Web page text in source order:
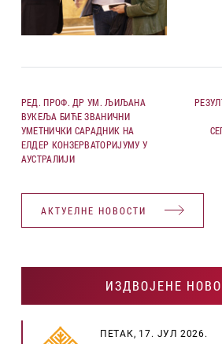
РЕД. ПРОФ. ДР УМ. ЉИЉАНА
ВУКЕЉА БИЋЕ ЗВАНИЧНИ
УМЕТНИЧКИ САРАДНИК НА
ЕЛДЕР КОНЗЕРВАТОРИЈУМУ У
АУСТРАЛИЈИ
АКТУЕЛНЕ НОВОСТИ
ИЗДВОЈЕНЕ
ПЕТАК, 17. ЈУЛ 2026.